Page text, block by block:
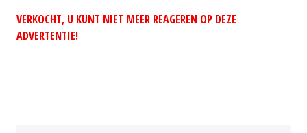
VERKOCHT, U KUNT NIET MEER REAGEREN OP DEZE
ADVERTENTIE!